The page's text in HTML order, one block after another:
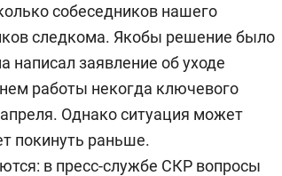
собеседников нашего
следкома. Якобы решение было
написал заявление об уходе
работы некогда ключевого
Однако ситуация может
покинуть раньше.
в пресс-службе СКР вопросы